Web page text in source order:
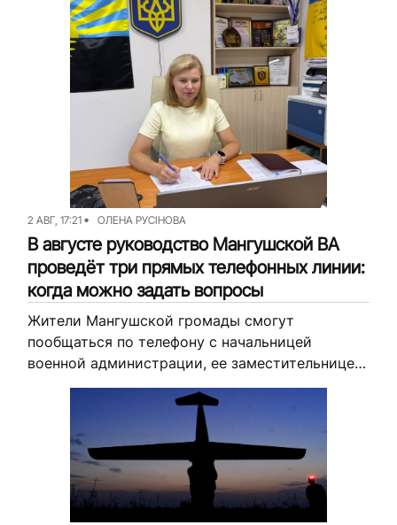
Команда
Авторы
политика
2 АВГ, 17:21 ОЛЕНА РУСІНОВА
В августе руководство Мангушской ВА
проведёт три прямых телефонных линии:
когда можно задать вопросы
Жители Мангушской громады смогут
пообщаться по телефону с начальницей
военной администрации, ее заместительницей
и руководителем юридического отдела.
Прямые линии будут проводиться в течение
августа по одному номеру телефона. Об этом...